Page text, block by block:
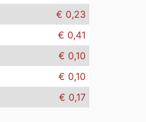
€ 0,23
€ 0,41
€ 0,10
€ 0,10
€ 0,17